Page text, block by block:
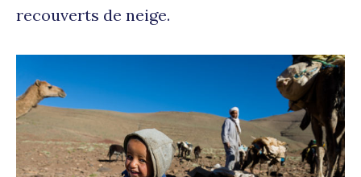
recouverts de neige.